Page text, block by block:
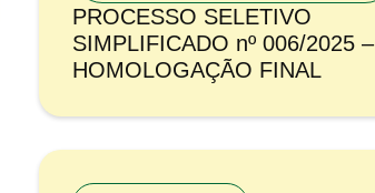
PROCESSO SELETIVO
SIMPLIFICADO nº 006/2025 –
HOMOLOGAÇÃO FINAL